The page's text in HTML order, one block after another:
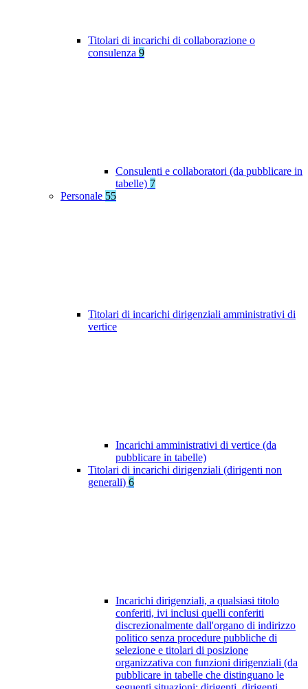
Titolari di incarichi di collaborazione o
consulenza 9
Consulenti e collaboratori (da pubblicare in
tabelle) 7
Personale 55
Titolari di incarichi dirigenziali amministrativi di
vertice
Incarichi amministrativi di vertice (da
pubblicare in tabelle)
Titolari di incarichi dirigenziali (dirigenti non
generali) 6
Incarichi dirigenziali, a qualsiasi titolo
conferiti, ivi inclusi quelli conferiti
discrezionalmente dall'organo di indirizzo
politico senza procedure pubbliche di
selezione e titolari di posizione
organizzativa con funzioni dirigenziali (da
pubblicare in tabelle che distinguano le